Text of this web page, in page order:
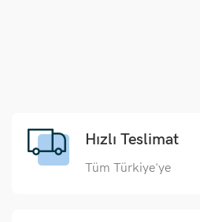
Hızlı Teslimat
Tüm Türkiye'ye